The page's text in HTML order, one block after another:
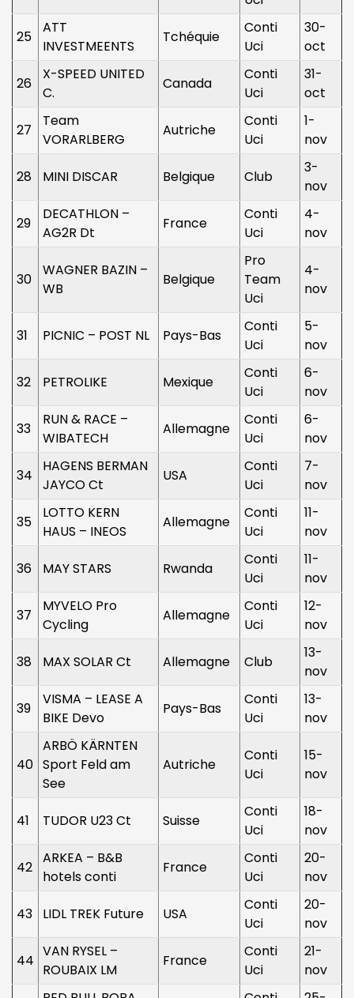
25
ATT
INVESTMEENTS
Tchéquie
Conti
Uci
30-
oct
26
X-SPEED UNITED
C.
Canada
Conti
Uci
31-
oct
27
Team
VORARLBERG
Autriche
Conti
Uci
1-
nov
28 MINI DISCAR Belgique Club
3-
nov
29
DECATHLON –
AG2R Dt
France
Conti
Uci
4-
nov
30
WAGNER BAZIN –
WB
Belgique
Pro
Team
Uci
4-
nov
31 PICNIC – POST NL Pays-Bas
Conti
Uci
5-
nov
32 PETROLIKE Mexique
Conti
Uci
6-
nov
33
RUN & RACE –
WIBATECH
Allemagne
Conti
Uci
6-
nov
34
HAGENS BERMAN
JAYCO Ct
USA
Conti
Uci
7-
nov
35
LOTTO KERN
HAUS – INEOS
Allemagne
Conti
Uci
11-
nov
36 MAY STARS Rwanda
Conti
Uci
11-
nov
37
MYVELO Pro
Cycling
Allemagne
Conti
Uci
12-
nov
38 MAX SOLAR Ct Allemagne Club
13-
nov
39
VISMA – LEASE A
BIKE Devo
Pays-Bas
Conti
Uci
13-
nov
40
ARBÖ KÄRNTEN
Sport Feld am
See
Autriche
Conti
Uci
15-
nov
41 TUDOR U23 Ct Suisse
Conti
Uci
18-
nov
42
ARKEA – B&B
hotels conti
France
Conti
Uci
20-
nov
43 LIDL TREK Future USA
Conti
Uci
20-
nov
44
VAN RYSEL –
ROUBAIX LM
France
Conti
Uci
21-
nov